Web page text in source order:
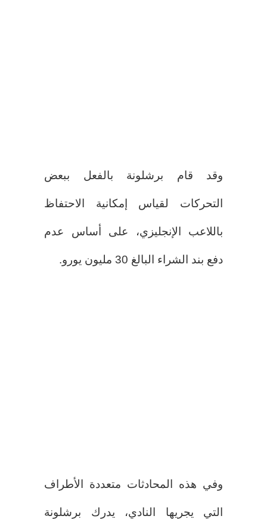
وقد قام برشلونة بالفعل ببعض
التحركات لقياس إمكانية الاحتفاظ
باللاعب الإنجليزي، على أساس عدم
دفع بند الشراء البالغ 30 مليون يورو.
وفي هذه المحادثات متعددة الأطراف
التي يجريها النادي، يدرك برشلونة